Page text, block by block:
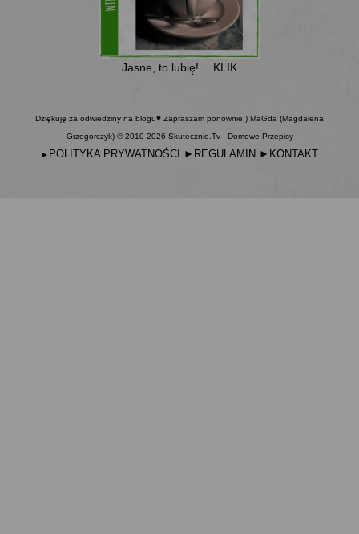
Jasne, to lubię!… KLIK
Dziękuję za odwiedziny na blogu♥ Zapraszam ponownie:) MaGda (Magdalena
Grzegorczyk) © 2010-2026 Skutecznie.Tv - Domowe Przepisy
► POLITYKA PRYWATNOŚCI ► REGULAMIN ► KONTAKT